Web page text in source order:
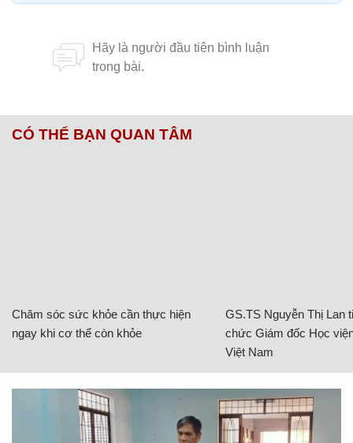
CÓ THỂ BẠN QUAN TÂM
Chăm sóc sức khỏe cần thực hiện
ngay khi cơ thể còn khỏe
GS.TS Nguyễn Thị Lan
chức Giám đốc Học
Việt Nam